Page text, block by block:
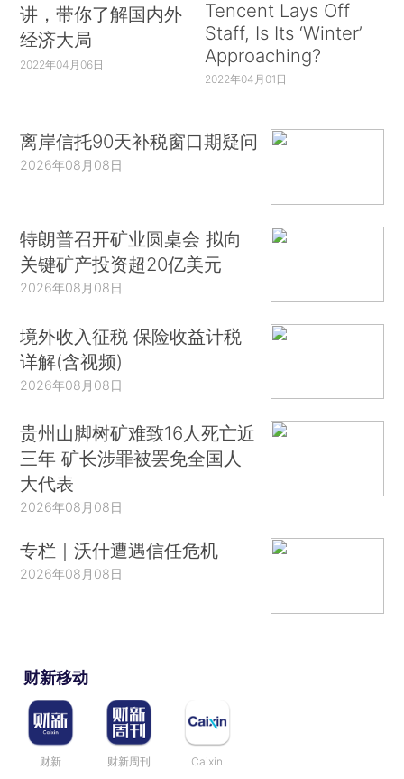
讲，带你了解国内外
经济大局
2022年04月06日
Tencent Lays Off
Staff, Is Its ‘Winter’
Approaching?
2022年04月01日
离岸信托90天补税窗口期疑问
2026年08月08日
特朗普召开矿业圆桌会 拟向
关键矿产投资超20亿美元
2026年08月08日
境外收入征税 保险收益计税
详解(含视频)
2026年08月08日
贵州山脚树矿难致16人死亡近
三年 矿长涉罪被罢免全国人
大代表
2026年08月08日
专栏｜沃什遭遇信任危机
2026年08月08日
财新移动
财新 财新周刊 Caixin